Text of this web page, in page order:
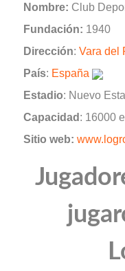
Nombre: Club
Fundación: 1940
Dirección: Vara del
País: España
Estadio: Nuevo
Capacidad : 16000
Sitio web: